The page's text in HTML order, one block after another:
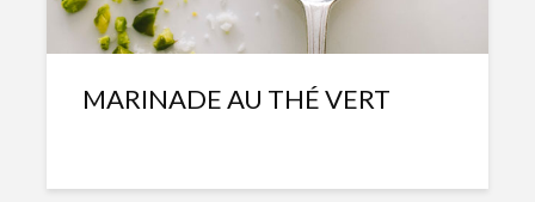
MARINADE AU THÉ VERT